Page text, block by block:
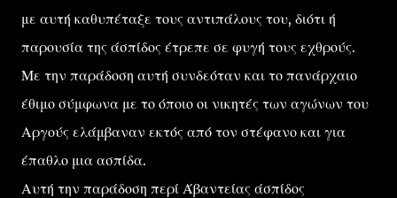
με αυτή καθυπέταξε τους αντιπάλους του, διότι ή
παρουσία της άσπίδος έτρεπε σε φυγή τους εχθρούς.
Με την παράδοση αυτή συνδεόταν και το πανάρχαιο
έθιμο σύμφωνα με το όποιο οι νικητές των αγώνων του
Αργούς ελάμβαναν εκτός από τον στέφανο και για
έπαθλο μια ασπίδα.
Αυτή την παράδοση περί Άβαντείας άσπίδος